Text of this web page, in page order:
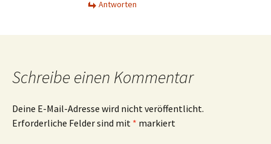
Antworten
Schreibe einen Kommentar
Deine E-Mail-Adresse wird nicht veröffentlicht.
Erforderliche Felder sind mit * markiert